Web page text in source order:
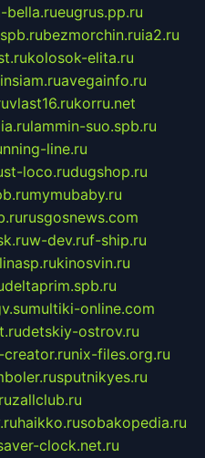
bella.rueugrus.pp.ru
bezmorchin.ruia2.ru
kolosok-elita.ru
insiam.ruavegainfo.ru
vlast16.rukorru.net
lammin-suo.spb.ru
line.ru
loco.rudugshop.ru
mymubaby.ru
rusgosnews.com
w-dev.ruf-ship.ru
kinosvin.ru
deltaprim.spb.ru
multiki-online.com
detskiy-ostrov.ru
nix-files.org.ru
sputnikyes.ru
zallclub.ru
haikko.rusobakopedia.ru
clock.net.ru